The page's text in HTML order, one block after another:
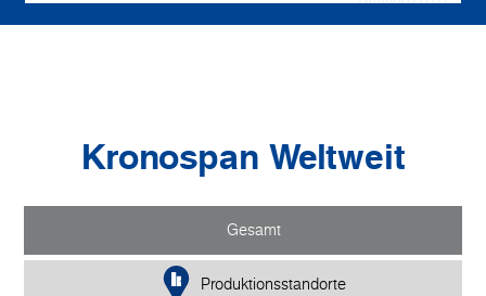
Kronospan Weltweit
Gesamt
Produktionsstandorte